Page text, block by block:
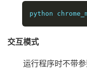
python
交互模式
运行程序时不带参